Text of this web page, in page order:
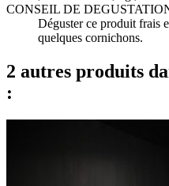
CONSEIL DE
Déguster ce produit frais
quelques cornichons.
2 autres produits
: